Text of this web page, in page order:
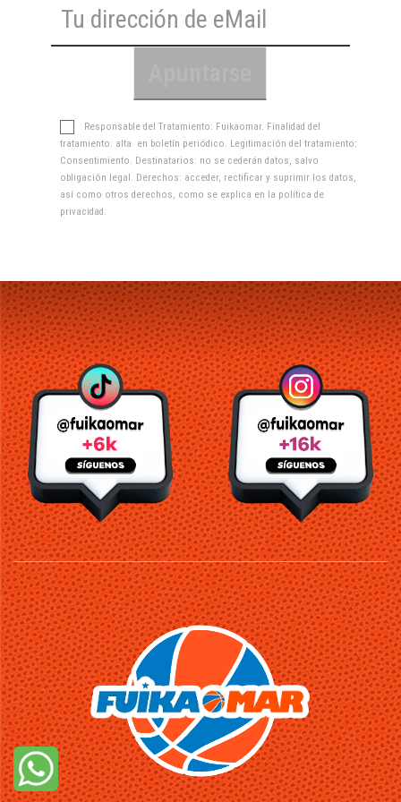
Responsable del Tratamiento: Fuikaomar. Finalidad del
tratamiento: alta en boletín periódico. Legitimación del tratamiento:
Consentimiento. Destinatarios: no se cederán datos, salvo
obligación legal. Derechos: acceder, rectificar y suprimir los datos,
así como otros derechos, como se explica en la política de
privacidad.